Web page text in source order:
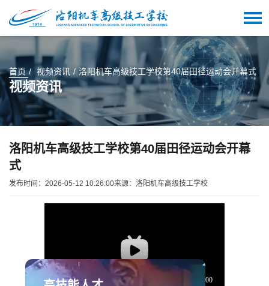
首页 视频资讯 洛阳机车高级技工学校第40届田径运动会开幕式
视频资讯
洛阳机车高级技工学校第40届田径运动会开幕
式
发布时间：2026-05-12 10:26:00来源：洛阳机车高级技工学校
高技能人才